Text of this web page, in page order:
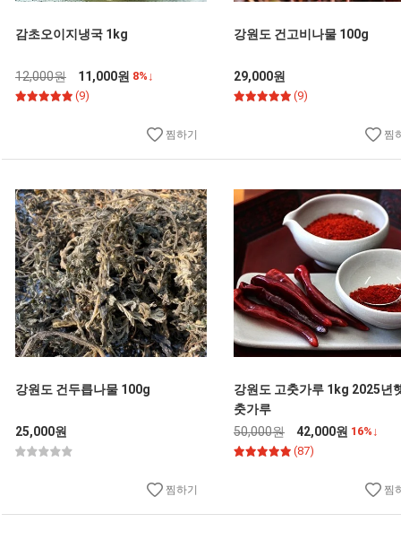
감초오이지냉국 1kg
12,000원 11,000원 8%↓
(9)
찜하기
강원도 건고비나물 100g
29,000원
(9)
찜
강원도 건두릅나물 100g
25,000원
찜하기
강원도 고춧가루 1kg 2025년
춧가루
50,000원
42,000원 16%↓
(87)
찜